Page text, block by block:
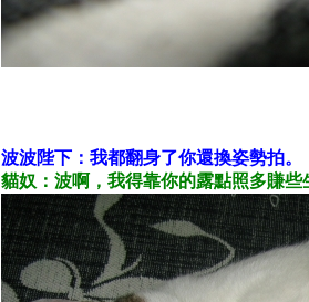
波波陛下：我都翻身了你還換姿勢拍。
貓奴：波啊，我得靠你的露點照多賺些